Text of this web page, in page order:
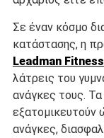
Σε έναν κόσμο
κατάστασης, η
Leadman Fitness
λάτρεις του
ανάγκες τους.
εξατομικευτούν
ανάγκες,